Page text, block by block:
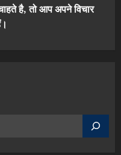
है, तो आप अपने विचार